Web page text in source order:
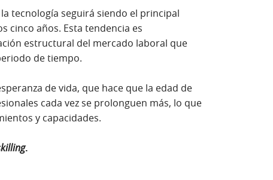
tecnología seguirá siendo el principal
cinco años. Esta tendencia es
estructural del mercado laboral que
de tiempo.
de vida, que hace que la edad de
cada vez se prolonguen más, lo que
y capacidades.
.